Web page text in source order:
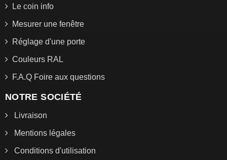
Le coin info
Mesurer une fenêtre
Réglage d'une porte
Couleurs RAL
F.A.Q Foire aux questions
NOTRE SOCIÉTÉ
Livraison
Mentions légales
Conditions d'utilisation